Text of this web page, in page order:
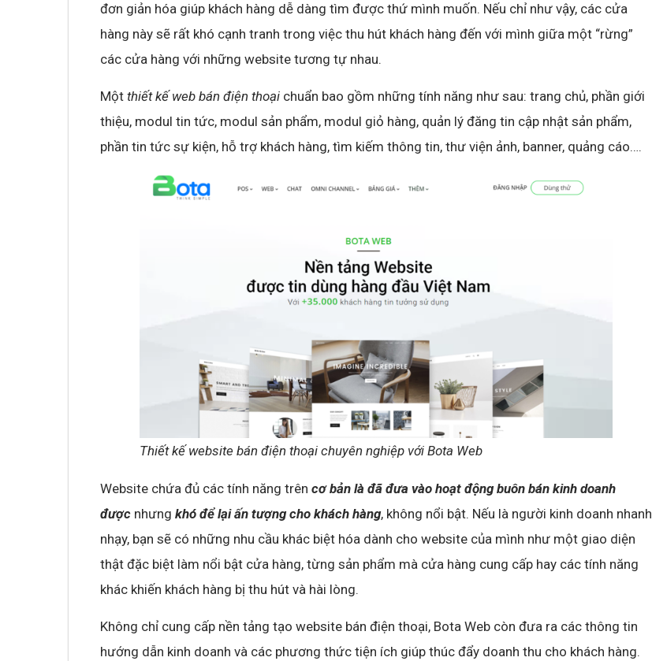
đơn giản hóa giúp khách hàng dễ dàng tìm được thứ mình muốn. Nếu chỉ như vậy, các cửa
hàng này sẽ rất khó cạnh tranh trong việc thu hút khách hàng đến với mình giữa một “rừng”
các cửa hàng với những website tương tự nhau.
Một thiết kế web bán điện thoại chuẩn bao gồm những tính năng như sau: trang chủ, phần giới
thiệu, modul tin tức, modul sản phẩm, modul giỏ hàng, quản lý đăng tin cập nhật sản phẩm,
phần tin tức sự kiện, hỗ trợ khách hàng, tìm kiếm thông tin, thư viện ảnh, banner, quảng cáo….
Thiết kế website bán điện thoại chuyên nghiệp với Bota Web
Website chứa đủ các tính năng trên cơ bản là đã đưa vào hoạt động buôn bán kinh doanh
được nhưng khó để lại ấn tượng cho khách hàng, không nổi bật. Nếu là người kinh doanh nhanh
nhạy, bạn sẽ có những nhu cầu khác biệt hóa dành cho website của mình như một giao diện
thật đặc biệt làm nổi bật cửa hàng, từng sản phẩm mà cửa hàng cung cấp hay các tính năng
khác khiến khách hàng bị thu hút và hài lòng.
Không chỉ cung cấp nền tảng tạo website bán điện thoại, Bota Web còn đưa ra các thông tin
hướng dẫn kinh doanh và các phương thức tiện ích giúp thúc đẩy doanh thu cho khách hàng.